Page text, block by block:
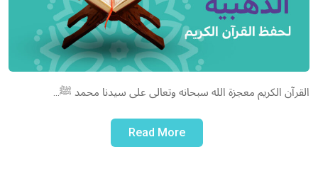
القرآن الكريم معجزة الله سبحانه وتعالى على سيدنا محمد ﷺ…
Read More